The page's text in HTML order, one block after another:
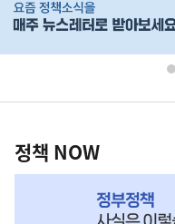
단
영
책
NOW,
정책 NOW